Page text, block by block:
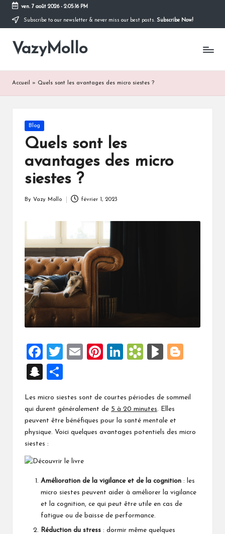
Skip
content
ven. 7 août 2026- 2:05:16 PM
Subscribe to our newsletter & never miss our best posts. Subscribe Now!
VazyMollo
Pensez
Accueil » Quels sont les avantages des micro siestes ?
Posted
Blog
Quels sont les
avantages des micro
siestes ?
By Vazy Mollo février 1, 2023
F
a
ce
b
o
o
k
T
er
E
l
Pi
es
t
Li
dI
n
k
m
ar
Bl
M
ar
ks
g
S
a
p
ch
ta
g
er
Les micro siestes sont de courtes périodes de sommeil
qui durent généralement de 5 à 20 minutes. Elles
peuvent être bénéfiques pour la santé mentale et
physique. Voici quelques avantages potentiels des micro
siestes :
Amélioration de la vigilance et de la cognition : les
micro siestes peuvent aider à améliorer la vigilance
et la cognition, ce qui peut être utile en cas de
fatigue ou de baisse de performance.
Réduction du stress : dormir même quelques